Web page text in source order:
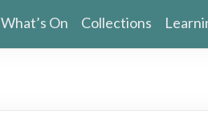
What’s On Collections